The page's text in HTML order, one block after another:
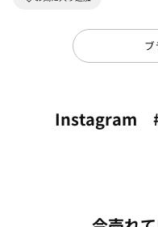
ブ
Instagram